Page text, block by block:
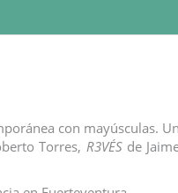
con mayúsculas. Un
Torres, R3VÉSde